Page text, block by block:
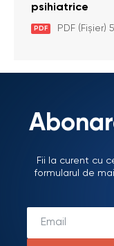
psihiatrice
PDF PDF (Fișier)
Fii la curent cu
formularul de